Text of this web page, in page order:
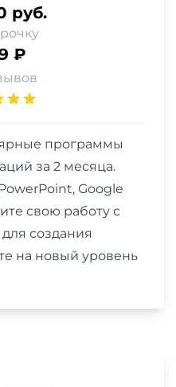
руб.
₽
программы
за 2 месяца.
Google
свою работу с
создания
на новый уровень